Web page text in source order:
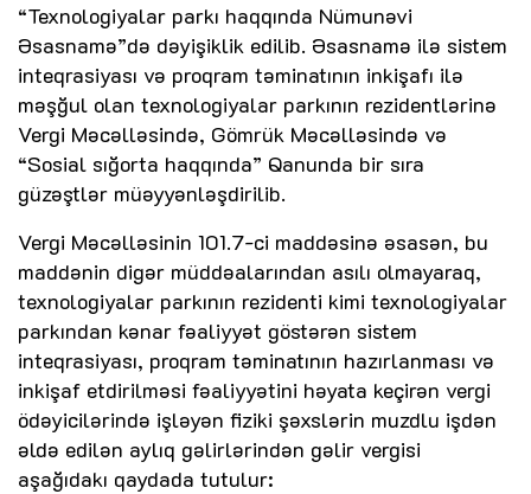
“Texnologiyalar parkı haqqında Nümunəvi
Əsasnamə”də dəyişiklik edilib. Əsasnamə ilə sistem
inteqrasiyası və proqram təminatının inkişafı ilə
məşğul olan texnologiyalar parkının rezidentlərinə
Vergi Məcəlləsində, Gömrük Məcəlləsində və
“Sosial sığorta haqqında” Qanunda bir sıra
güzəştlər müəyyənləşdirilib.
Vergi Məcəlləsinin 101.7-ci maddəsinə əsasən, bu
maddənin digər müddəalarından asılı olmayaraq,
texnologiyalar parkının rezidenti kimi texnologiyalar
parkından kənar fəaliyyət göstərən sistem
inteqrasiyası, proqram təminatının hazırlanması və
inkişaf etdirilməsi fəaliyyətini həyata keçirən vergi
ödəyicilərində işləyən fiziki şəxslərin muzdlu işdən
əldə edilən aylıq gəlirlərindən gəlir vergisi
aşağıdakı qaydada tutulur: